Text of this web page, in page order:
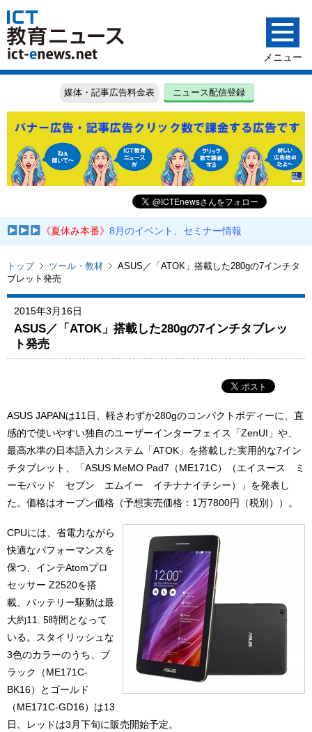
媒体・記事広告料金表 ニュース配信登録
《夏休み本番》8月のイベント、セミナー情報
トップ ツール・教材
ASUS／「ATOK」搭載した280gの7インチタ
ブレット発売
2015年3月16日
ASUS／「ATOK」搭載した280gの7インチタブレッ
ト発売
ASUS JAPANは11日、軽さわずか280gのコンパクトボディーに、直
感的で使いやすい独自のユーザーインターフェイス「ZenUI」や、
最高水準の日本語入力システム「ATOK」を搭載した実用的な7イン
チタブレット、「ASUS MeMO Pad7（ME171C）（エイスース ミ
ーモパッド セブン エムイー イチナナイチシー）」を発表し
た。価格はオープン価格（予想実売価格：1万7800円（税別））。
CPUには、省電力ながら
快適なパフォーマンスを
保つ、インテAtomプロ
セッサー Z2520を搭
載、バッテリー駆動は最
大約11. 5時間となって
いる。スタイリッシュな
3色のカラーのうち、ブ
ラック（ME171C-
BK16）とゴールド
（ME171C-GD16）は13
日、レッドは3月下旬に販売開始予定。